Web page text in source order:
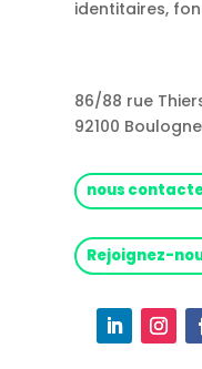
identitaires,
86/88 rue
92100
nous
Rejoignez-